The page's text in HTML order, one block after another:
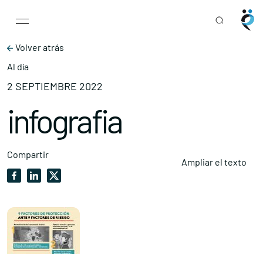
Main Navigation
Volver atrás
Al día
2 SEPTIEMBRE 2022
infografia
Compartir
Ampliar el texto